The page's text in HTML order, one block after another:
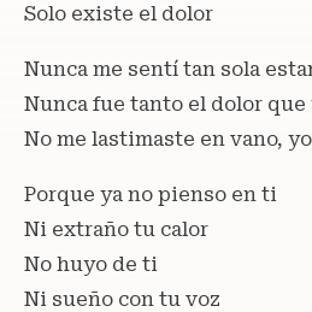
Solo existe el dolor
Nunca me sentí tan sola
Nunca fue tanto el dolor que
No me lastimaste en vano,
Porque ya no pienso en ti
Ni extraño tu calor
No huyo de ti
Ni sueño con tu voz